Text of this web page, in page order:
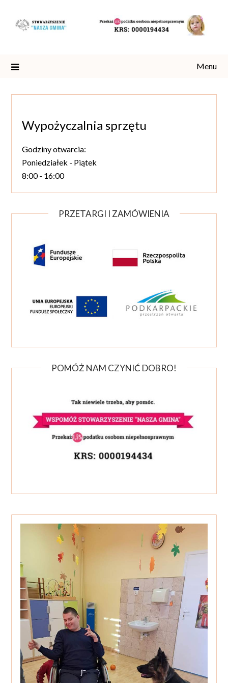
content
Menu
Wypożyczalnia sprzętu
Godziny otwarcia:
Poniedziałek - Piątek
8:00 - 16:00
PRZETARGI I ZAMÓWIENIA
POMÓŻ NAM CZYNIĆ DOBRO!